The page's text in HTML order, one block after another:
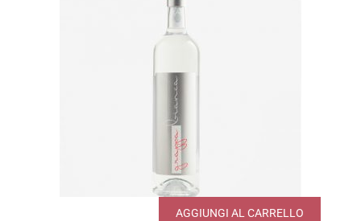
AGGIUNGI AL CARRELLO